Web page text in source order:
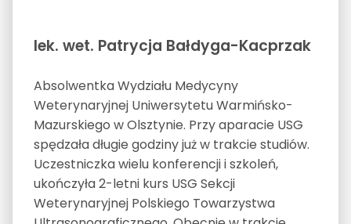
lek. wet. Patrycja Bałdyga-Kacprzak
Absolwentka Wydziału Medycyny
Weterynaryjnej Uniwersytetu Warmińsko-
Mazurskiego w Olsztynie. Przy aparacie USG
spędzała długie godziny już w trakcie studiów.
Uczestniczka wielu konferencji i szkoleń,
ukończyła 2-letni kurs USG Sekcji
Weterynaryjnej Polskiego Towarzystwa